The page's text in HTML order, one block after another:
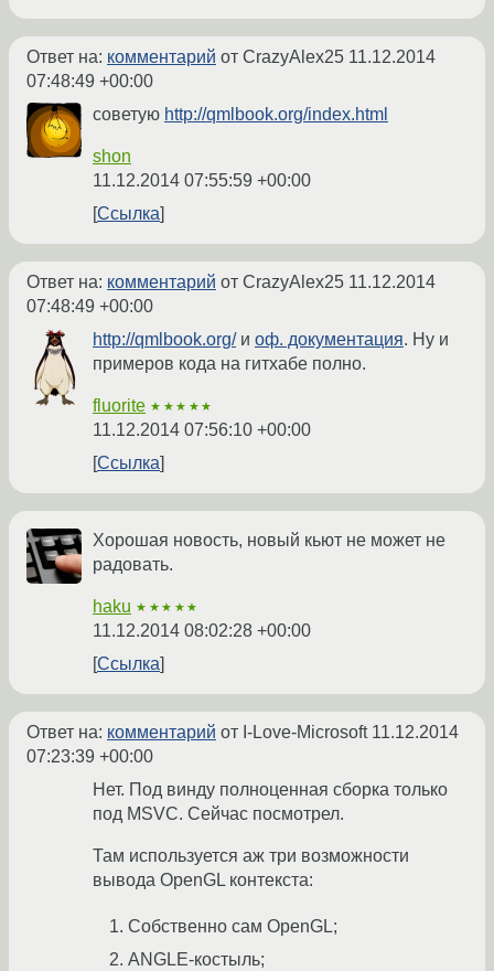
Ответ на: комментарий от CrazyAlex25 11.12.2014
07:48:49 +00:00
советую http://qmlbook.org/index.html
shon
11.12.2014 07:55:59 +00:00
Ссылка
Ответ на: комментарий от CrazyAlex25 11.12.2014
07:48:49 +00:00
http://qmlbook.org/и оф. документация. Ну и
примеров кода на гитхабе полно.
fluorite ★★★★★
11.12.2014 07:56:10 +00:00
Ссылка
Хорошая новость, новый кьют не может не
радовать.
haku ★★★★★
11.12.2014 08:02:28 +00:00
Ссылка
Ответ на: комментарий от I-Love-Microsoft 11.12.2014
07:23:39 +00:00
Нет. Под винду полноценная сборка только
под MSVC. Сейчас посмотрел.
Там используется аж три возможности
вывода OpenGL контекста:
Собственно сам OpenGL;
ANGLE-костыль;